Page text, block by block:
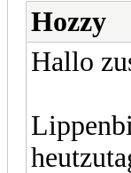
Hozzy
Hallo